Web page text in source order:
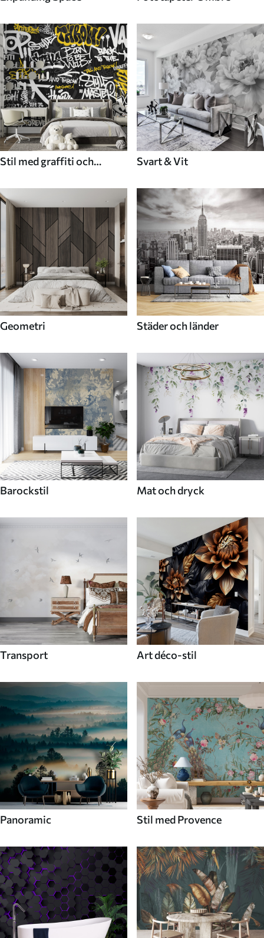
Stil med graffiti och
Svart & Vit
Geometri Städer och länder
Barockstil Mat och dryck
Transport Art déco-stil
Panoramic Stil med Provence